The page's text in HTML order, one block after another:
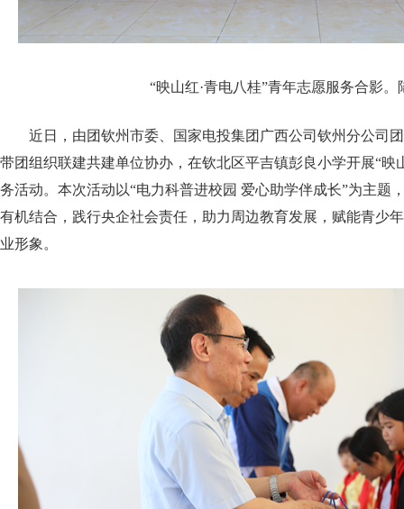
“映山红·青电八桂”青年志愿服务合影。
近日，由团钦州市委、国家电投集团广西公司钦州分公司
带团组织联建共建单位协办，在钦北区平吉镇彭良小学开展“映
务活动。本次活动以“电力科普进校园 爱心助学伴成长”为主题
有机结合，践行央企社会责任，助力周边教育发展，赋能青少
业形象。